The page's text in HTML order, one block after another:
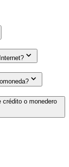
crédito o monedero